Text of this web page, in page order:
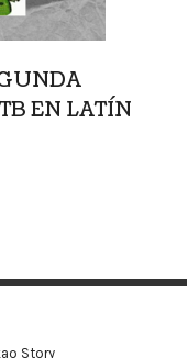
EN LATÍN
Story